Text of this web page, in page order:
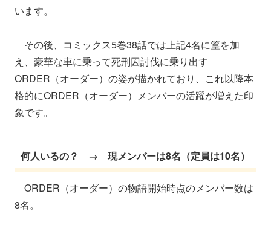
います。
その後、コミックス5巻38話では上記4名に篁を加
え、豪華な車に乗って死刑囚討伐に乗り出す
ORDER（オーダー）の姿が描かれており、これ以降本
格的にORDER（オーダー）メンバーの活躍が増えた印
象です。
何人いるの？ → 現メンバーは8名（定員は10名）
ORDER（オーダー）の物語開始時点のメンバー数は
8名。